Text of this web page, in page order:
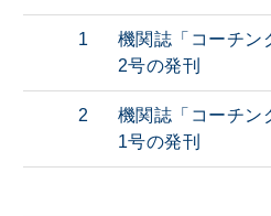
1
機関誌「コーチン
2号の発刊
2
機関誌「コーチン
1号の発刊